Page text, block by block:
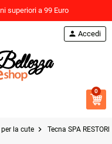
superiori a 99 Euro
person Accedi
0
la cute chevron_right Tecna SPA